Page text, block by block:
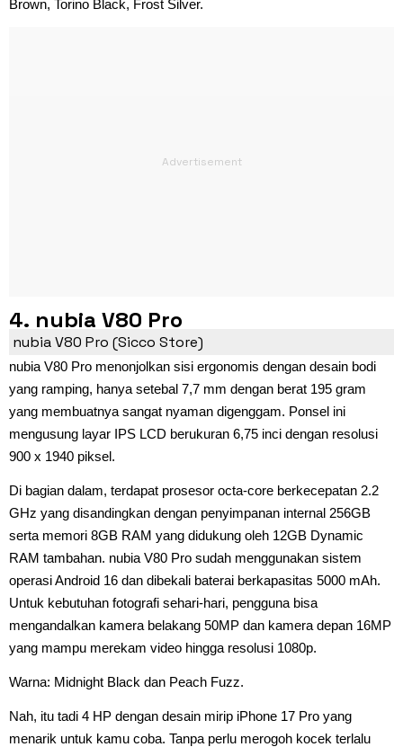
Brown, Torino Black, Frost Silver.
4. nubia V80 Pro
nubia V80 Pro (Sicco Store)
nubia V80 Pro menonjolkan sisi ergonomis dengan desain bodi
yang ramping, hanya setebal 7,7 mm dengan berat 195 gram
yang membuatnya sangat nyaman digenggam. Ponsel ini
mengusung layar IPS LCD berukuran 6,75 inci dengan resolusi
900 x 1940 piksel.
Di bagian dalam, terdapat prosesor octa-core berkecepatan 2.2
GHz yang disandingkan dengan penyimpanan internal 256GB
serta memori 8GB RAM yang didukung oleh 12GB Dynamic
RAM tambahan. nubia V80 Pro sudah menggunakan sistem
operasi Android 16 dan dibekali baterai berkapasitas 5000 mAh.
Untuk kebutuhan fotografi sehari-hari, pengguna bisa
mengandalkan kamera belakang 50MP dan kamera depan 16MP
yang mampu merekam video hingga resolusi 1080p.
Warna: Midnight Black dan Peach Fuzz.
Nah, itu tadi 4 HP dengan desain mirip iPhone 17 Pro yang
menarik untuk kamu coba. Tanpa perlu merogoh kocek terlalu